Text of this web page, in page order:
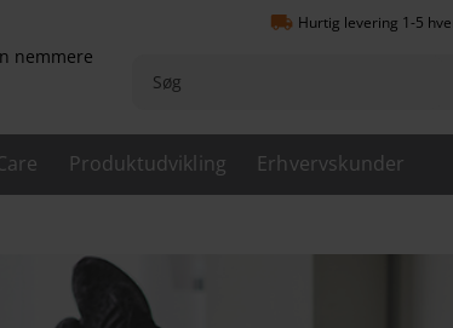
local_shipping Hurtig levering 1-5
nemmere
Produktudvikling Erhvervskunder